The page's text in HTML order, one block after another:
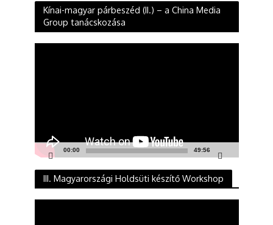
Kínai-magyar párbeszéd (II.) – a China Media
Group tanácskozása
00:00 49:56
III. Magyarországi Holdsüti készítő Workshop